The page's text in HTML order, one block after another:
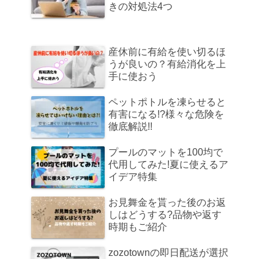
きの対処法4つ
産休前に有給を使い切るほ
うが良いの？有給消化を上
手に使おう
ペットポトルを凍らせると
有害になる!?様々な危険を
徹底解説!!
プールのマットを100均で
代用してみた!夏に使えるア
イデア特集
お見舞金を貰った後のお返
しはどうする?品物や返す
時期もご紹介
zozotownの即日配送が選択